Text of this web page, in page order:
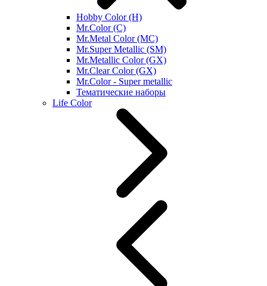
Hobby Color (H)
Mr.Color (C)
Mr.Metal Color (MC)
Mr.Super Metallic (SM)
Mr.Metallic Color (GX)
Mr.Clear Color (GX)
Mr.Color - Super metallic
Тематические наборы
Life Color